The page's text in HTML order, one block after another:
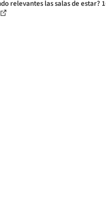
relevantes las salas de estar?